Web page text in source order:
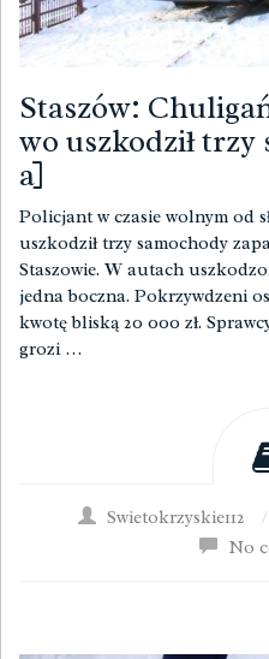
Staszów:
wo uszkodził
a]
Policjant w czasie wolnym od
uszkodził trzy samochody
Staszowie. W autach
jedna boczna. Pokrzywdzeni
kwotę bliską 20 000 zł.
grozi …
Swietokrzyskie112 /
No